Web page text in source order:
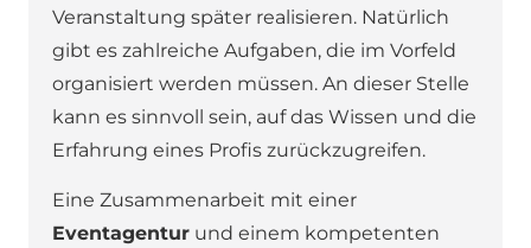
Veranstaltung später realisieren. Natürlich
gibt es zahlreiche Aufgaben, die im Vorfeld
organisiert werden müssen. An dieser Stelle
kann es sinnvoll sein, auf das Wissen und die
Erfahrung eines Profis zurückzugreifen.
Eine Zusammenarbeit mit einer
Eventagentur und einem kompetenten